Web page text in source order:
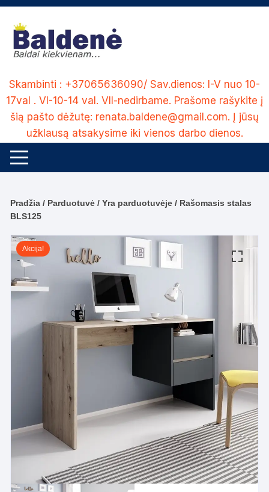
Skip
content
Skambinti : +37065636090/ Sav.dienos: I-V nuo 10-
17val . VI-10-14 val. VII-nedirbame. Prašome rašykite į
šią pašto dėžutę: renata.baldene@gmail.com. Į jūsų
užklausą atsakysime iki vienos darbo dienos.
Pradžia / Parduotuvė /Yra parduotuvėje / Rašomasis stalas
BLS125
Akcija!